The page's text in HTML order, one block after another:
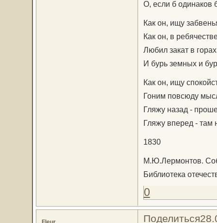
О, если б одинаков
Как он, ищу
Как он, в
Любил закат в
И бурь земных и
Как он, ищу
Гоним повсюду
Гляжу назад -
Гляжу вперед - там
1830
М.Ю.Лермонтов.
Библиотека
0
Поделиться